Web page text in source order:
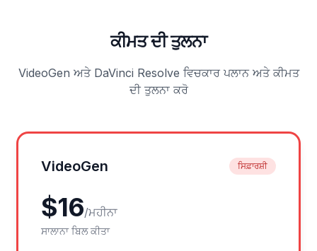
ਕੀਮਤ ਦੀ ਤੁਲਨਾ
VideoGen ਅਤੇ DaVinci Resolve ਵਿਚਕਾਰ ਪਲਾਨ ਅਤੇ ਕੀਮਤ
ਦੀ ਤੁਲਨਾ ਕਰੋ
VideoGen ਸਿਫ਼ਾਰਸ਼ੀ
$16/ਮਹੀਨਾ
ਸਾਲਾਨਾ ਬਿਲ ਕੀਤਾ